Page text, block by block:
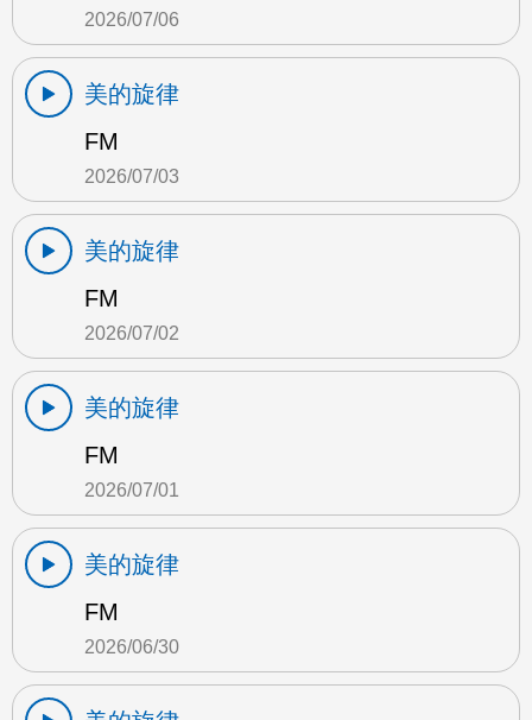
2026/07/06
美的旋律
FM
2026/07/03
美的旋律
FM
2026/07/02
美的旋律
FM
2026/07/01
美的旋律
FM
2026/06/30